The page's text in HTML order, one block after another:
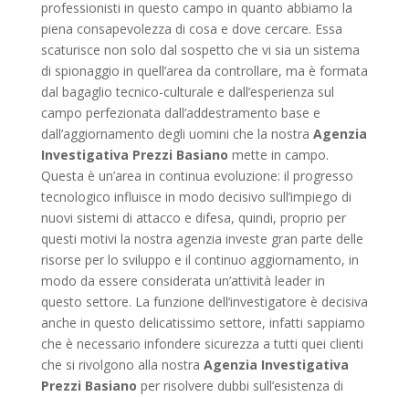
professionisti in questo campo in quanto abbiamo la
piena consapevolezza di cosa e dove cercare. Essa
scaturisce non solo dal sospetto che vi sia un sistema
di spionaggio in quell’area da controllare, ma è formata
dal bagaglio tecnico-culturale e dall’esperienza sul
campo perfezionata dall’addestramento base e
dall’aggiornamento degli uomini che la nostra Agenzia
Investigativa Prezzi Basiano mette in campo.
Questa è un’area in continua evoluzione: il progresso
tecnologico influisce in modo decisivo sull’impiego di
nuovi sistemi di attacco e difesa, quindi, proprio per
questi motivi la nostra agenzia investe gran parte delle
risorse per lo sviluppo e il continuo aggiornamento, in
modo da essere considerata un’attività leader in
questo settore. La funzione dell’investigatore è decisiva
anche in questo delicatissimo settore, infatti sappiamo
che è necessario infondere sicurezza a tutti quei clienti
che si rivolgono alla nostra Agenzia Investigativa
Prezzi Basiano per risolvere dubbi sull’esistenza di